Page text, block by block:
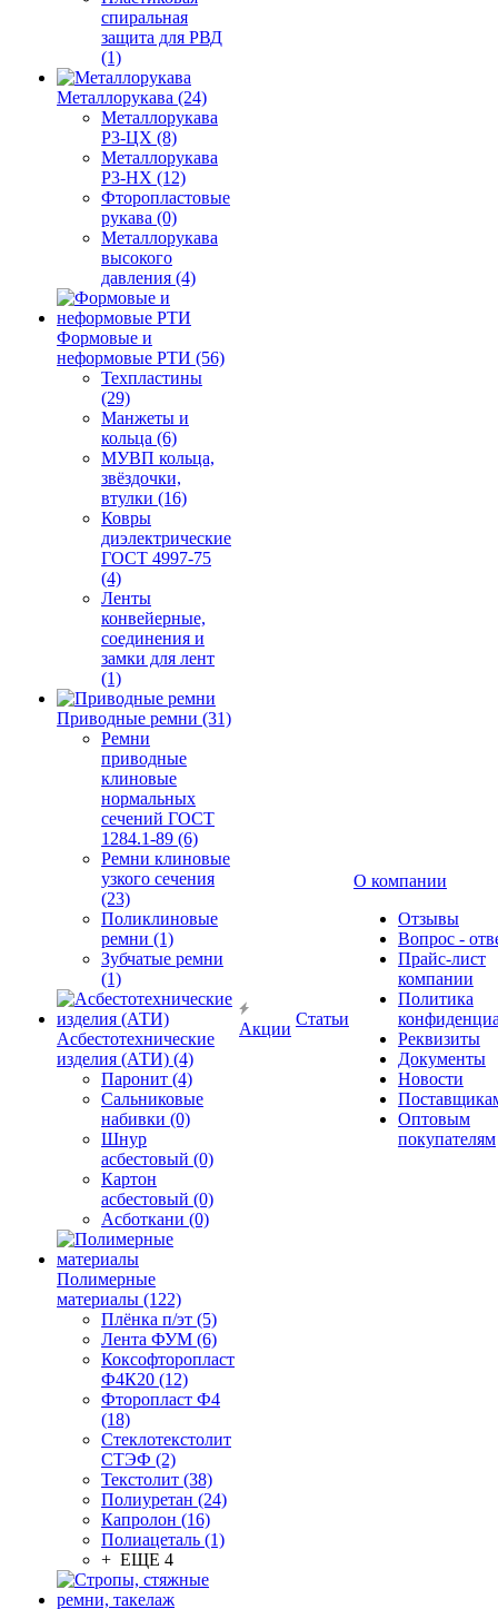
спиральная
защита для РВД
(1)
Металлорукава (24)
Металлорукава
Р3-ЦХ (8)
Металлорукава
Р3-НХ (12)
Фторопластовые
рукава (0)
Металлорукава
высокого
давления (4)
Формовые и
неформовые РТИ (56)
Техпластины
(29)
Манжеты и
кольца (6)
МУВП кольца,
звёздочки,
втулки (16)
Ковры
диэлектрические
ГОСТ 4997-75
(4)
Ленты
конвейерные,
соединения и
замки для лент
(1)
Приводные ремни (31)
Ремни
приводные
клиновые
нормальных
сечений ГОСТ
1284.1-89 (6)
Ремни клиновые
узкого сечения
(23)
Поликлиновые
ремни (1)
Зубчатые ремни
(1)
Асбестотехнические
изделия (АТИ) (4)
Паронит (4)
Сальниковые
набивки (0)
Шнур
асбестовый (0)
Картон
асбестовый (0)
Асботкани (0)
Полимерные
материалы (122)
Плёнка п/эт (5)
Лента ФУМ (6)
Коксофторопласт
Ф4К20 (12)
Фторопласт Ф4
(18)
Стеклотекстолит
СТЭФ (2)
Текстолит (38)
Полиуретан (24)
Капролон (16)
Полиацеталь (1)
+ ЕЩЕ 4
Акции
Статьи
О компании
Отзывы
Вопрос -
Прайс-лист
компании
Политика
Реквизиты
Документы
Новости
Оптовым
покупателям